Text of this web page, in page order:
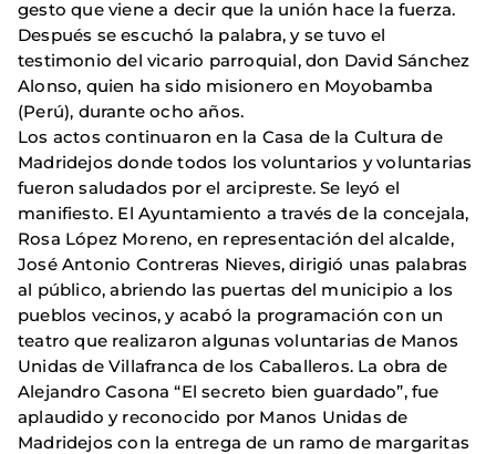
gesto que viene a decir que la unión hace la fuerza.
Después se escuchó la palabra, y se tuvo el
testimonio del vicario parroquial, don David Sánchez
Alonso, quien ha sido misionero en Moyobamba
(Perú), durante ocho años.
Los actos continuaron en la Casa de la Cultura de
Madridejos donde todos los voluntarios y voluntarias
fueron saludados por el arcipreste. Se leyó el
manifiesto. El Ayuntamiento a través de la concejala,
Rosa López Moreno, en representación del alcalde,
José Antonio Contreras Nieves, dirigió unas palabras
al público, abriendo las puertas del municipio a los
pueblos vecinos, y acabó la programación con un
teatro que realizaron algunas voluntarias de Manos
Unidas de Villafranca de los Caballeros. La obra de
Alejandro Casona “El secreto bien guardado”, fue
aplaudido y reconocido por Manos Unidas de
Madridejos con la entrega de un ramo de margaritas